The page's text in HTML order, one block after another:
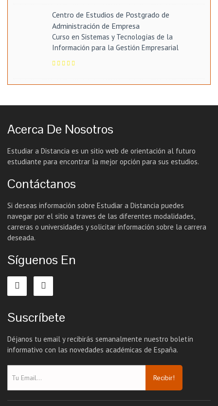
Centro de Estudios de Postgrado de
Administración de Empresa
Curso en Sistemas y Tecnologías de la
Información para la Gestión Empresarial
Acerca De Nosotros
Estudiar a Distancia es un sitio web de orientación al futuro
estudiante para encontrar la mejor opción para sus estudios.
Contáctanos
Si deseas información sobre Estudiar a Distancia puedes
navegar por el sitio a traves de las diferentes modalidades,
carreras o universidades y solicitar información sobre la carrera
deseada.
Síguenos En
Suscríbete
Déjanos tu email y recibirás semanalmente nuestro boletín
informativo con las novedades académicas de España.
Recibir!